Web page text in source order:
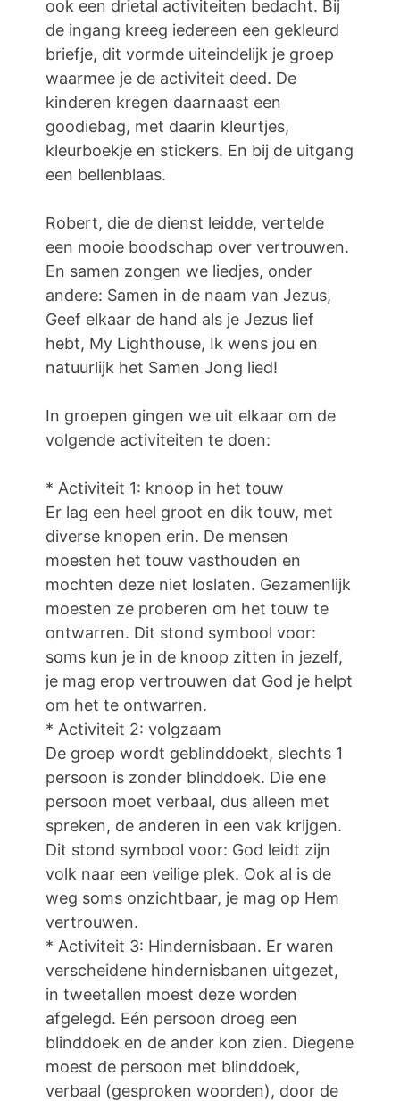
ook een drietal activiteiten bedacht. Bij
de ingang kreeg iedereen een gekleurd
briefje, dit vormde uiteindelijk je groep
waarmee je de activiteit deed. De
kinderen kregen daarnaast een
goodiebag, met daarin kleurtjes,
kleurboekje en stickers. En bij de uitgang
een bellenblaas.
Robert, die de dienst leidde, vertelde
een mooie boodschap over vertrouwen.
En samen zongen we liedjes, onder
andere: Samen in de naam van Jezus,
Geef elkaar de hand als je Jezus lief
hebt, My Lighthouse, Ik wens jou en
natuurlijk het Samen Jong lied!
In groepen gingen we uit elkaar om de
volgende activiteiten te doen:
* Activiteit 1: knoop in het touw
Er lag een heel groot en dik touw, met
diverse knopen erin. De mensen
moesten het touw vasthouden en
mochten deze niet loslaten. Gezamenlijk
moesten ze proberen om het touw te
ontwarren. Dit stond symbool voor:
soms kun je in de knoop zitten in jezelf,
je mag erop vertrouwen dat God je helpt
om het te ontwarren.
* Activiteit 2: volgzaam
De groep wordt geblinddoekt, slechts 1
persoon is zonder blinddoek. Die ene
persoon moet verbaal, dus alleen met
spreken, de anderen in een vak krijgen.
Dit stond symbool voor: God leidt zijn
volk naar een veilige plek. Ook al is de
weg soms onzichtbaar, je mag op Hem
vertrouwen.
* Activiteit 3: Hindernisbaan. Er waren
verscheidene hindernisbanen uitgezet,
in tweetallen moest deze worden
afgelegd. Eén persoon droeg een
blinddoek en de ander kon zien. Diegene
moest de persoon met blinddoek,
verbaal (gesproken woorden), door de